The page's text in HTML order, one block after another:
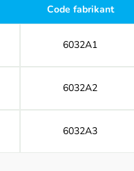
Code fabrikant
6032A1
6032A2
6032A3